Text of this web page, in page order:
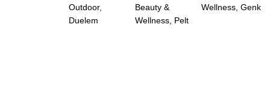
Outdoor,
Duelem
Beauty &
Wellness, Pelt
Wellness, Genk